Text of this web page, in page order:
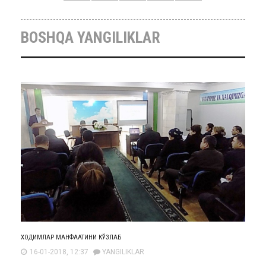
BOSHQA YANGILIKLAR
ХОДИМЛАР МАНФААТИНИ КЎЗЛАБ
16-01-2018, 12:37 YANGILIKLAR